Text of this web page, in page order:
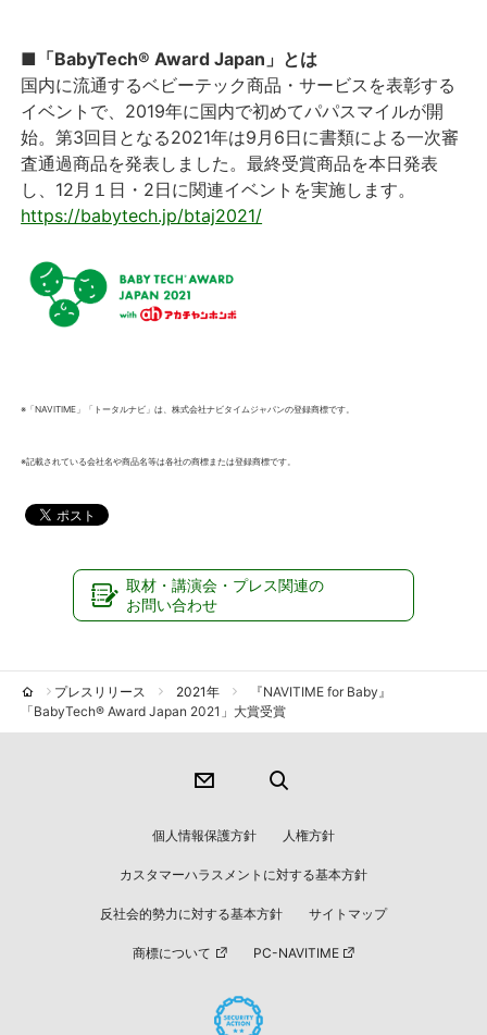
■「BabyTech® Award Japan」とは
国内に流通するベビーテック商品・サービスを表彰する
イベントで、2019年に国内で初めてパパスマイルが開
始。第3回目となる2021年は9月6日に書類による一次審
査通過商品を発表しました。最終受賞商品を本日発表
し、12月１日・2日に関連イベントを実施します。
https://babytech.jp/btaj2021/
※「NAVITIME」「トータルナビ」は、株式会社ナビタイムジャパンの登録商標です。
※記載されている会社名や商品名等は各社の商標または登録商標です。
取材・講演会・プレス関連の
お問い合わせ
プレスリリース 2021年
『NAVITIME for Baby』
「BabyTech® Award Japan 2021」大賞受賞
個人情報保護方針 人権方針
カスタマーハラスメントに対する基本方針
反社会的勢力に対する基本方針 サイトマップ
商標について PC-NAVITIME